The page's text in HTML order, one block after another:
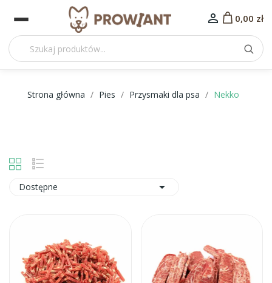
 0,00 zł
Strona główna Pies Przysmaki dla psa Nekko
Dostępne 